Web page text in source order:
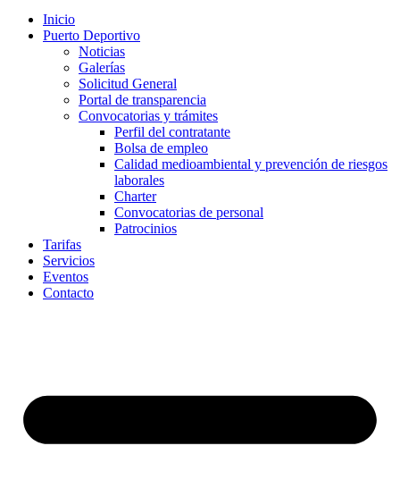
Inicio
Puerto Deportivo
Noticias
Galerías
Solicitud General
Portal de transparencia
Convocatorias y trámites
Perfil del contratante
Bolsa de empleo
Calidad medioambiental y prevención de riesgos
laborales
Charter
Convocatorias de personal
Patrocinios
Tarifas
Servicios
Eventos
Contacto